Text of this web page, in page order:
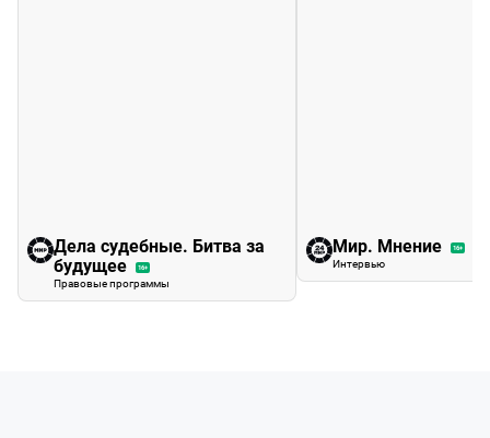
Дела судебные. Битва за
будущее
16+
Правовые программы
Мир. Мнение 16+
Интервью